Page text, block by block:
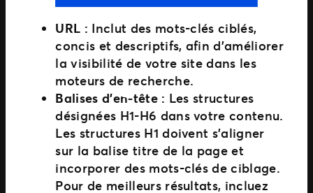
URL : Inclut des mots-clés ciblés,
concis et descriptifs, afin d’améliorer
la visibilité de votre site dans les
moteurs de recherche.
Balises d’en-tête : Les structures
désignées H1-H6 dans votre contenu.
Les structures H1 doivent s’aligner
sur la balise titre de la page et
incorporer des mots-clés de ciblage.
Pour de meilleurs résultats, incluez